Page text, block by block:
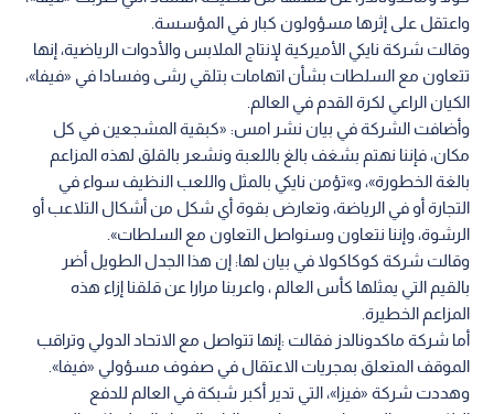
واعتقل على إثرها مسؤولون كبار في المؤسسة.
وقالت شركة نايكي الأميركية لإنتاج الملابس والأدوات الرياضية، إنها
تتعاون مع السلطات بشأن اتهامات بتلقي رشى وفسادا في «فيفا»،
الكيان الراعي لكرة القدم في العالم.
وأضافت الشركة في بيان نشر امس: «كبقية المشجعين في كل
مكان، فإننا نهتم بشغف بالغ باللعبة ونشعر بالقلق لهذه المزاعم
بالغة الخطورة»، و»تؤمن نايكي بالمثل واللعب النظيف سواء في
التجارة أو في الرياضة، وتعارض بقوة أي شكل من أشكال التلاعب أو
الرشوة، وإننا نتعاون وسنواصل التعاون مع السلطات».
وقالت شركة كوكاكولا في بيان لها: إن هذا الجدل الطويل أضر
بالقيم التي يمثلها كأس العالم ، واعربنا مرارا عن قلقنا إزاء هذه
المزاعم الخطيرة.
أما شركة ماكدونالدز فقالت :إنها تتواصل مع الاتحاد الدولي وتراقب
الموقف المتعلق بمجريات الاعتقال في صفوف مسؤولي «فيفا».
وهددت شركة «فيزا»، التي تدير أكبر شبكة في العالم للدفع